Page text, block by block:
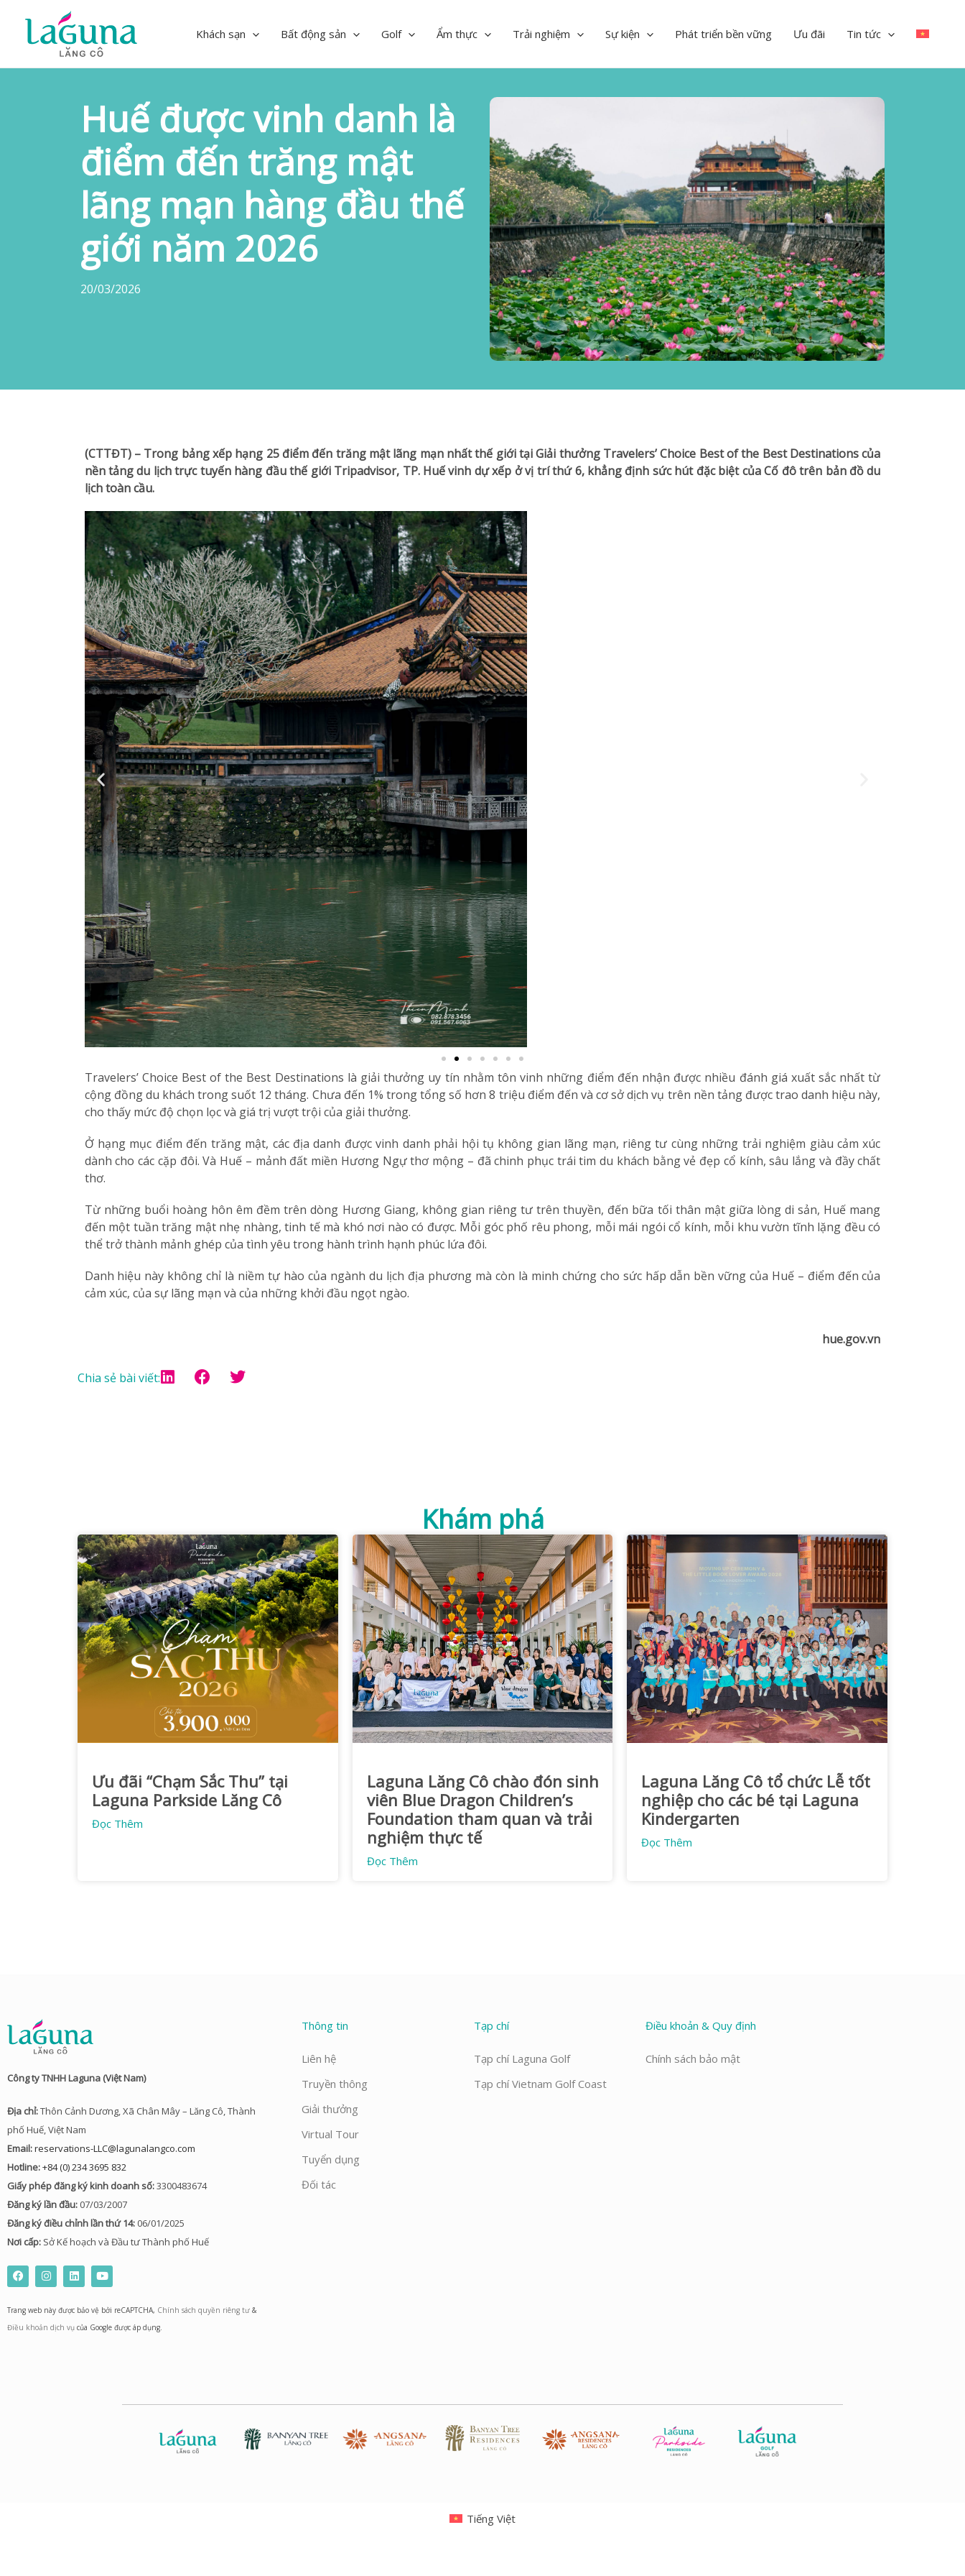
content
Khách sạn Bất động sản Golf Ẩm thực Trải nghiệm Sự kiện Phát triển bền vững Ưu đãi Tin tức
Huế được vinh danh là
điểm đến trăng mật
lãng mạn hàng đầu thế
giới năm 2026
20/03/2026
(CTTĐT) – Trong bảng xếp hạng 25 điểm đến trăng mật lãng mạn nhất thế giới tại Giải thưởng Travelers’ Choice Best of the Best Destinations của
nền tảng du lịch trực tuyến hàng đầu thế giới Tripadvisor, TP. Huế vinh dự xếp ở vị trí thứ 6, khẳng định sức hút đặc biệt của Cố đô trên bản đồ du
lịch toàn cầu.
Travelers’ Choice Best of the Best Destinations là giải thưởng uy tín nhằm tôn vinh những điểm đến nhận được nhiều đánh giá xuất sắc nhất từ
cộng đồng du khách trong suốt 12 tháng. Chưa đến 1% trong tổng số hơn 8 triệu điểm đến và cơ sở dịch vụ trên nền tảng được trao danh hiệu này,
cho thấy mức độ chọn lọc và giá trị vượt trội của giải thưởng.
Ở hạng mục điểm đến trăng mật, các địa danh được vinh danh phải hội tụ không gian lãng mạn, riêng tư cùng những trải nghiệm giàu cảm xúc
dành cho các cặp đôi. Và Huế – mảnh đất miền Hương Ngự thơ mộng – đã chinh phục trái tim du khách bằng vẻ đẹp cổ kính, sâu lắng và đầy chất
thơ.
Từ những buổi hoàng hôn êm đềm trên dòng Hương Giang, không gian riêng tư trên thuyền, đến bữa tối thân mật giữa lòng di sản, Huế mang
đến một tuần trăng mật nhẹ nhàng, tinh tế mà khó nơi nào có được. Mỗi góc phố rêu phong, mỗi mái ngói cổ kính, mỗi khu vườn tĩnh lặng đều có
thể trở thành mảnh ghép của tình yêu trong hành trình hạnh phúc lứa đôi.
Danh hiệu này không chỉ là niềm tự hào của ngành du lịch địa phương mà còn là minh chứng cho sức hấp dẫn bền vững của Huế – điểm đến của
cảm xúc, của sự lãng mạn và của những khởi đầu ngọt ngào.
hue.gov.vn
Chia sẻ bài viết:
Khám phá
Ưu đãi “Chạm Sắc Thu” tại
Laguna Parkside Lăng Cô
Đọc Thêm
Laguna Lăng Cô chào đón sinh
viên Blue Dragon Children’s
Foundation tham quan và trải
nghiệm thực tế
Đọc Thêm
Laguna Lăng Cô tổ chức Lễ tốt
nghiệp cho các bé tại Laguna
Kindergarten
Đọc Thêm
Công ty TNHH Laguna (Việt Nam)
Địa chỉ:Thôn Cảnh Dương, Xã Chân Mây – Lăng Cô, Thành
phố Huế, Việt Nam
Email:reservations-LLC@lagunalangco.com
Hotline:+84 (0) 234 3695 832
Giấy phép đăng ký kinh doanh số:3300483674
Đăng ký lần đầu: 07/03/2007
Đăng ký điều chỉnh lần thứ 14: 06/01/2025
Nơi cấp: Sở Kế hoạch và Đầu tư Thành phố Huế
F
a
c
b
o
o
I
n
s
a
g
r
L
i
n
e
d
i
Y
o
u
u
b
e
Trang web này được bảo vệ bởi reCAPTCHA, Chính sách quyền riêng tư &
Điều khoản dịch vụ của Google được áp dụng.
Thông tin
Liên hệ
Truyền thông
Giải thưởng
Virtual Tour
Tuyển dụng
Đối tác
Tạp chí
Tạp chí Laguna Golf
Tạp chí Vietnam Golf Coast
Điều khoản & Quy định
Chính sách bảo mật
Tiếng Việt